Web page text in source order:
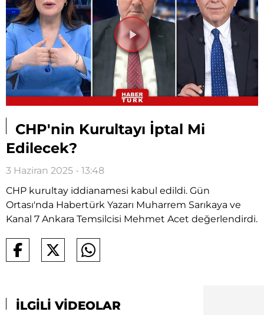
Videoyu
Oynat
CHP'nin Kurultayı İptal Mi
Edilecek?
3 Haziran 2025 - 13:48
CHP kurultay iddianamesi kabul edildi. Gün
Ortası'nda Habertürk Yazarı Muharrem Sarıkaya ve
Kanal 7 Ankara Temsilcisi Mehmet Acet değerlendirdi.
İLGİLİ VİDEOLAR